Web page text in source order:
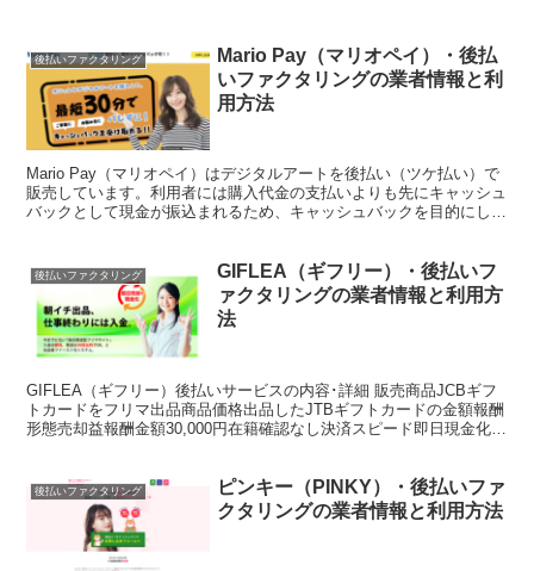
後払いファクタリング
Mario Pay（マリオペイ）・後払
いファクタリングの業者情報と利
用方法
Mario Pay（マリオペイ）はデジタルアートを後払い（ツケ払い）で
販売しています。利用者には購入代金の支払いよりも先にキャッシュ
バックとして現金が振込まれるため、キャッシュバックを目的にした
後払いファクタリング
GIFLEA（ギフリー）・後払いフ
ァクタリングの業者情報と利用方
法
GIFLEA（ギフリー）後払いサービスの内容･詳細 販売商品JCBギフ
トカードをフリマ出品商品価格出品したJTBギフトカードの金額報酬
形態売却益報酬金額30,000円在籍確認なし決済スピード即日現金化可
後払いファクタリング
ピンキー（PINKY）・後払いファ
クタリングの業者情報と利用方法